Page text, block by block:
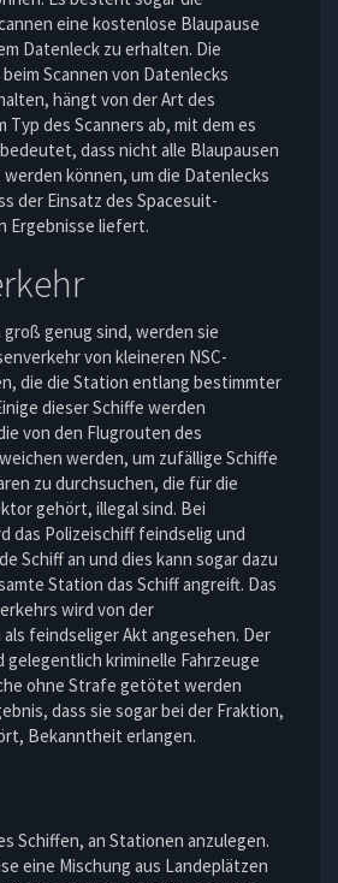
eine kostenlose Blaupause
Datenleck zu erhalten. Die
Scannen von Datenlecks
hängt von der Art des
Typ des Scanners ab, mit dem es
dass nicht alle Blaupausen
können, um die Datenlecks
der Einsatz des Spacesuit-
Ergebnisse liefert.
genug sind, werden sie
von kleineren NSC-
die die Station entlang bestimmter
dieser Schiffe werden
von den Flugrouten des
werden, um zufällige Schiffe
zu durchsuchen, die für die
gehört, illegal sind. Bei
das Polizeischiff feindselig und
Schiff an und dies kann sogar dazu
Station das Schiff angreift. Das
wird von der
feindseliger Akt angesehen. Der
gelegentlich kriminelle Fahrzeuge
ohne Strafe getötet werden
dass sie sogar bei der Fraktion,
Bekanntheit erlangen.
Schiffen, an Stationen anzulegen.
eine Mischung aus Landeplätzen